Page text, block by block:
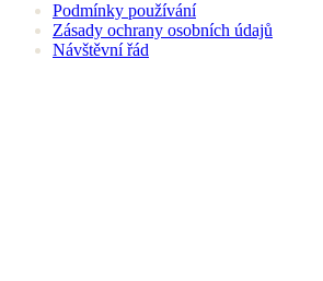
Podmínky používání
Zásady ochrany osobních údajů
Návštěvní řád